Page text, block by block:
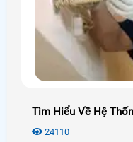
Tìm Hiểu Về Hệ
24110